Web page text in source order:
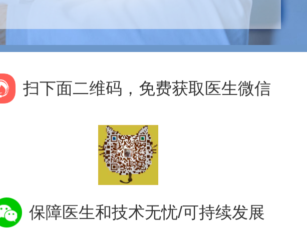
扫下面二维码，免费获取医生微信
保障医生和技术无忧/可持续发展